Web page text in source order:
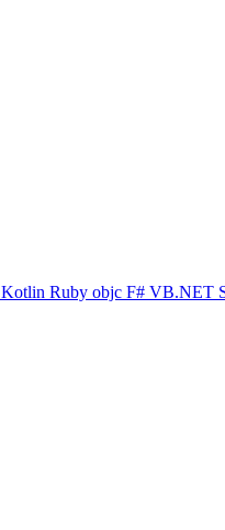
Kotlin Ruby objc F# VB.NET